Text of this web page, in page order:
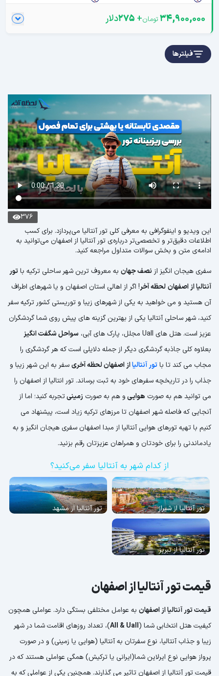
34,900,000
+
275دلار
فیلترها
376
این ویدیو و اینفوگرافی به معرفی کلی تور آنتالیا می‌پردازد. برای کسب
اطلاعات دقیق‌تر و تخصصی‌تر درباره‌ی تور آنتالیا از اصفهان می‌توانید به
ادامه‌ی متن و بخش سوالات متداول مراجعه کنید.
سفری هیجان انگیز از نصف جهان به معروف ترین شهر ساحلی ترکیه با تور
آنتالیا از اصفهانلحظه آخر! اگر از اهالی استان اصفهان و یا شهرهای اطراف
آن هستید و می خواهید به یکی از شهرهای زیبا و توریستی کشور ترکیه سفر
کنید، شهر ساحلی آنتالیا یکی از بهترین گزینه های پیش روی شما گردشگران
عزیز است. هتل های Uall مجلل، پارک های آبی،
سواحل شگفت انگیز
بعلاوه کلی جاذبه گردشگری دیگر از جمله دلایلی است که هر گردشگری را
مجاب می کند تا با تور آنتالیااز اصفهان لحظه آخریسفر به این شهر زیبا و
جذاب را در تاریخچه سفرهای خود به ثبت برساند. تور انتالیا از اصفهان را
می توانید هم به صورت هواییو هم به صورت زمینیتجربه کنید؛ اما از
آنجایی که فاصله شهر اصفهان تا مرزهای ترکیه زیاد است، پیشنهاد می
کنیم با تهیه تورهای هوایی آنتالیا از مبدا اصفهان سفری هیجان انگیز و به
یادماندنی را برای خودتان و همراهان عزیزتان رقم بزنید.
از کدام شهر به آنتالیا سفر می‌کنید؟
تور آنتالیا از شیراز تور آنتالیا از مشهد
تور آنتالیا از تبریز
قیمت تور آنتالیا از اصفهان
قیمت تور آنتالیا از اصفهان به عوامل مختلفی بستگی دارد. عواملی همچون
کیفیت هتل انتخابی شما (All & Uall)، تعداد روزهای اقامت شما در شهر
زیبا و جذاب آنتالیا، نوع سفرتان به آنتالیا (هوایی یا زمینی) و در صورت
پرواز هوایی نوع ایرلاین شما(ایرانی یا ترکیش) همگی عواملی هستند که در
قیمت تور آنتالیا از اصفهان تاثیر می گذارند. همچنین یکی از عواملی که به